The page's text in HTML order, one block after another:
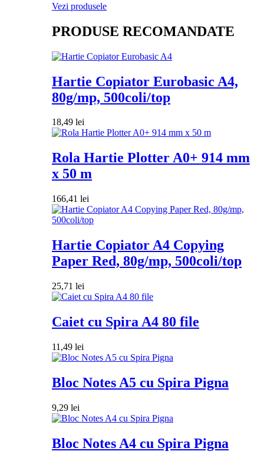
Vezi produsele
PRODUSE RECOMANDATE
Hartie Copiator Eurobasic A4,
80g/mp, 500coli/top
18,49 lei
Rola Hartie Plotter A0+ 914 mm
x 50 m
166,41 lei
Hartie Copiator A4 Copying
Paper Red, 80g/mp, 500coli/top
25,71 lei
Caiet cu Spira A4 80 file
11,49 lei
Bloc Notes A5 cu Spira Pigna
9,29 lei
Bloc Notes A4 cu Spira Pigna